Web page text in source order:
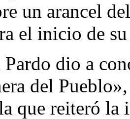
un arancel
el inicio de
Pardo dio a
del
que reiteró la